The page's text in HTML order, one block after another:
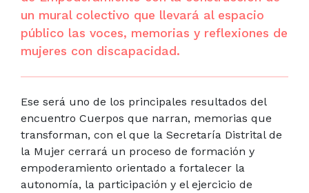
un mural colectivo que llevará al espacio
público las voces, memorias y reflexiones de
mujeres con discapacidad.
Ese será uno de los principales resultados del
encuentro Cuerpos que narran, memorias que
transforman, con el que la Secretaría Distrital de
la Mujer cerrará un proceso de formación y
empoderamiento orientado a fortalecer la
autonomía, la participación y el ejercicio de